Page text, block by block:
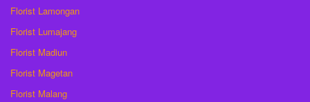
Florist Lamongan
Florist Lumajang
Florist Madiun
Florist Magetan
Florist Malang